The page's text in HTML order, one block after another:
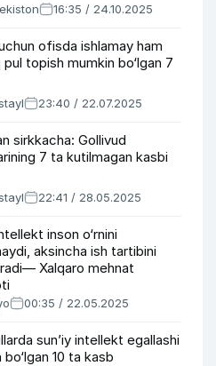
16:35 / 24.10.2025
ofisda ishlamay ham
pul topish mumkin bo‘lgan 7
23:40 / 22.07.2025
sirkkacha: Gollivud
7 ta kutilmagan kasbi
22:41 / 28.05.2025
inson o‘rnini
aksincha ish tartibini
Xalqaro mehnat
00:35 / 22.05.2025
sun’iy intellekt egallashi
10 ta kasb